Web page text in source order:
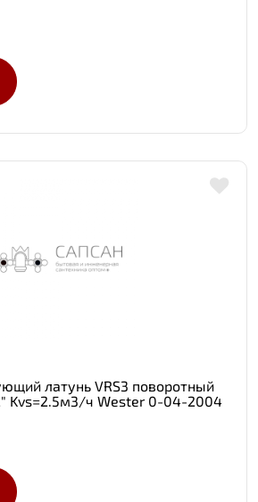
латунь VRS3 поворотный
Kvs=2.5м3/ч Wester 0-04-2004